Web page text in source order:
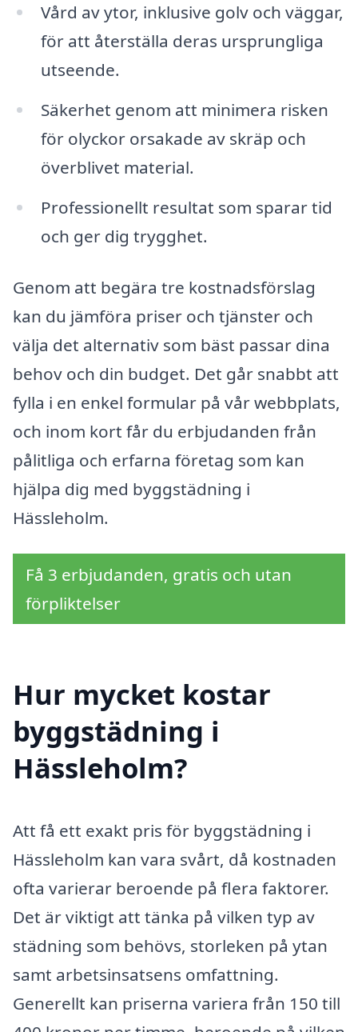
Vård av ytor, inklusive golv och väggar,
för att återställa deras ursprungliga
utseende.
Säkerhet genom att minimera risken
för olyckor orsakade av skräp och
överblivet material.
Professionellt resultat som sparar tid
och ger dig trygghet.
Genom att begära tre kostnadsförslag
kan du jämföra priser och tjänster och
välja det alternativ som bäst passar dina
behov och din budget. Det går snabbt att
fylla i en enkel formular på vår webbplats,
och inom kort får du erbjudanden från
pålitliga och erfarna företag som kan
hjälpa dig med byggstädning i
Hässleholm.
Få 3 erbjudanden, gratis och utan
förpliktelser
Hur mycket kostar
byggstädning i
Hässleholm?
Att få ett exakt pris för byggstädning i
Hässleholm kan vara svårt, då kostnaden
ofta varierar beroende på flera faktorer.
Det är viktigt att tänka på vilken typ av
städning som behövs, storleken på ytan
samt arbetsinsatsens omfattning.
Generellt kan priserna variera från 150 till